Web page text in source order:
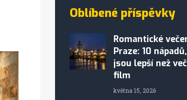
Oblíbené příspěvky
Romantické
Praze: 10
jsou lepší než
film
května 15, 2026